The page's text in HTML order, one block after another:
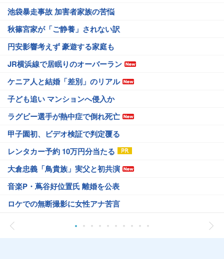
池袋暴走事故 加害者家族の苦悩
秋篠宮家が「ご静養」されない訳
円安影響考えず 豪遊する家庭も
JR横浜線で居眠りのオーバーラン
ケニア人と結婚「差別」のリアル
子ども追い マンションへ侵入か
ラグビー選手が熱中症で倒れ死亡
甲子園初、ビデオ検証で判定覆る
レンタカー予約 10万円分当たる
大倉忠義「鳥貴族」実父と初共演
音楽P・蔦谷好位置氏 離婚を公表
ロケでの無断撮影に女性アナ苦言